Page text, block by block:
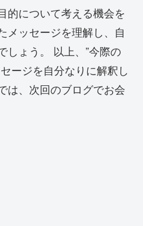
的について考える機会を
メッセージを理解し、自
しょう。 以上、”今際の
ージを自分なりに解釈し
は、次回のブログでお会